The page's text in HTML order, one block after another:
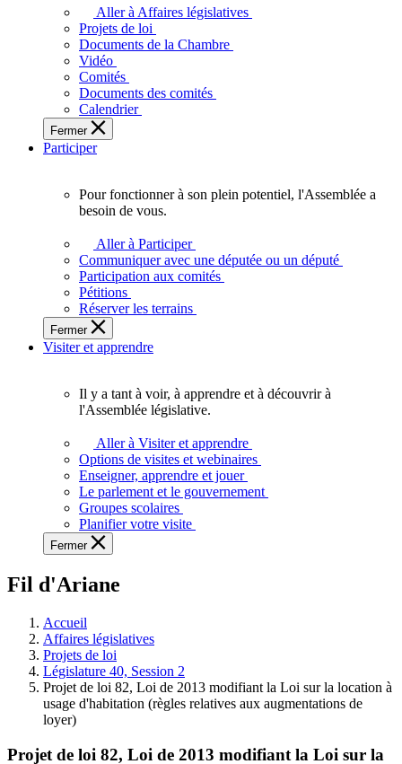
adopte
touchent
des
Ontariennes
et
Aller à Affaires législatives
Projets de loi
Documents de la Chambre
Vidéo
Comités
Documents des comités
Calendrier
Fermer
Participer
plein
potentiel,
l'Assemblée
a
besoin
de
Pour fonctionner à son plein potentiel, l'Assemblée a
besoin de vous.
Aller à Participer
Communiquer avec une députée ou un député
Participation aux comités
Pétitions
Réserver les terrains
Fermer
Visiter et apprendre
voir,
apprendre
et
à
à
législative.
Il y a tant à voir, à apprendre et à découvrir à
l'Assemblée législative.
Aller à Visiter et apprendre
Options de visites et webinaires
Enseigner, apprendre et jouer
Le parlement et le gouvernement
Groupes scolaires
Planifier votre visite
Fermer
Fil d'Ariane
Accueil
Affaires législatives
Projets de loi
Législature 40, Session 2
Projet de loi 82, Loi de 2013 modifiant la Loi sur la location à
usage d'habitation (règles relatives aux augmentations de
loyer)
Projet de loi 82, Loi de 2013 modifiant la Loi sur la